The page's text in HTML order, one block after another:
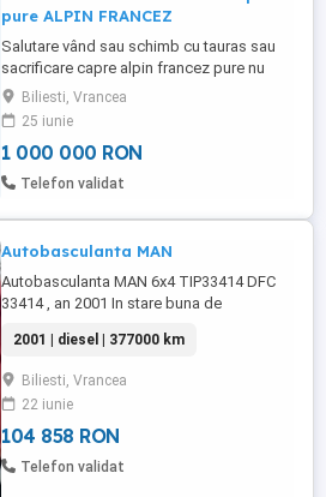
pure ALPIN FRANCEZ
Salutare vând sau schimb cu tauras sau
sacrificare capre alpin francez pure nu
sunt corcituri pentru detalii la tel
Biliesti, Vrancea
25 iunie
1 000 000 RON
Telefon validat
Autobasculanta MAN
Autobasculanta MAN 6x4 TIP33414 DFC
33414 , an 2001 In stare buna de
2001 | diesel | 377000 km
Biliesti, Vrancea
22 iunie
104 858 RON
Telefon validat